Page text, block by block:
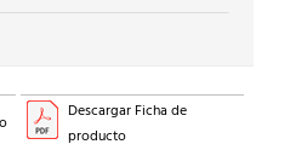
Descargar Ficha de
producto